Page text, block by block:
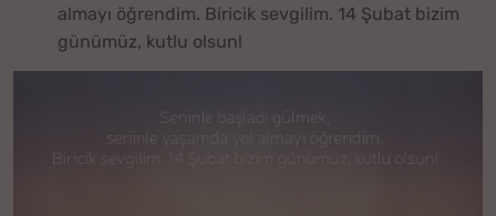
almayı öğrendim. Biricik sevgilim. 14 Şubat bizim
günümüz, kutlu olsun!